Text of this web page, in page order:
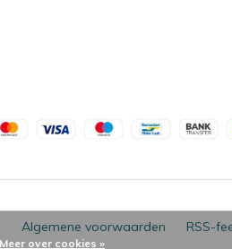
Algemene voorwaarden RSS-
Meer over cookies »